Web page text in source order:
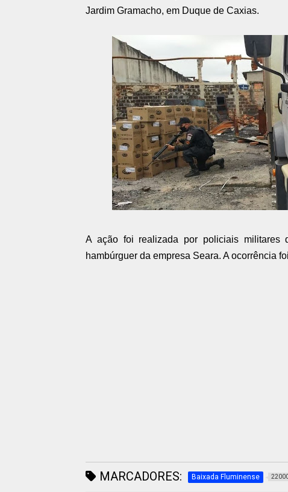
Jardim Gramacho, em Duque de Caxias.
A ação foi realizada por policiais militares
hambúrguer da empresa Seara. A ocorrência
MARCADORES: Baixada Fluminense